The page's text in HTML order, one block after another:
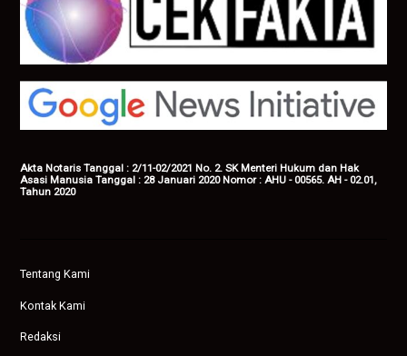
Akta Notaris Tanggal : 2/11-02/2021 No. 2. SK Menteri Hukum dan Hak
Asasi Manusia Tanggal : 28 Januari 2020 Nomor : AHU - 00565. AH - 02.01,
Tahun 2020
Tentang Kami
Kontak Kami
Redaksi